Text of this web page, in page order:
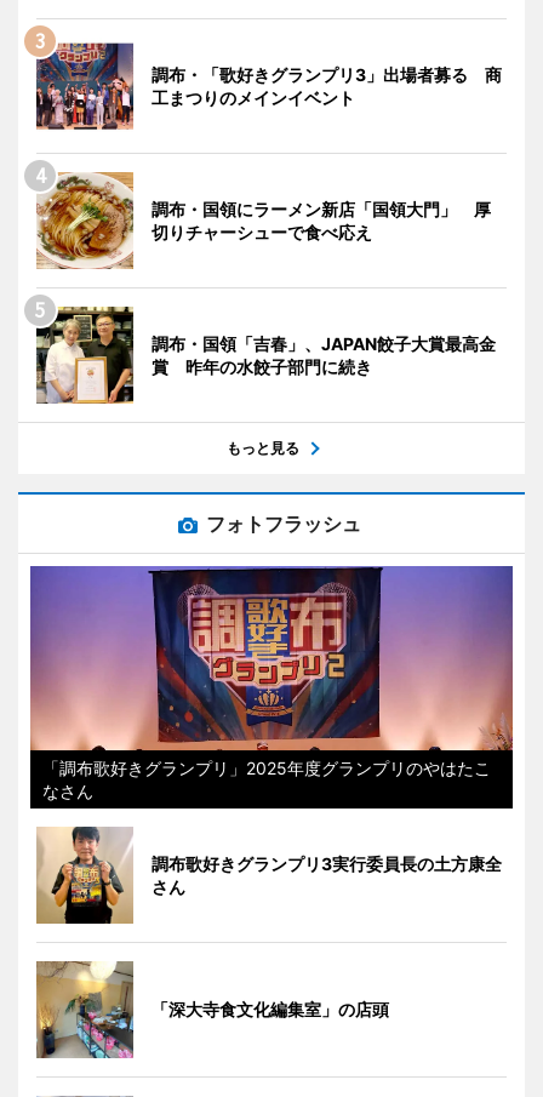
調布・「歌好きグランプリ3」出場者募る 商
工まつりのメインイベント
調布・国領にラーメン新店「国領大門」 厚
切りチャーシューで食べ応え
調布・国領「吉春」、JAPAN餃子大賞最高金
賞 昨年の水餃子部門に続き
もっと見る
フォトフラッシュ
「調布歌好きグランプリ」2025年度グランプリのやはたこ
なさん
調布歌好きグランプリ3実行委員長の土方康全
さん
「深大寺食文化編集室」の店頭